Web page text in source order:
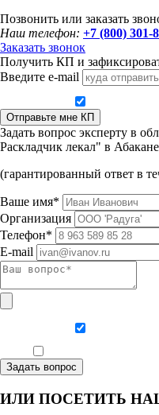
Позвонить или заказать
Наш телефон: +7 (800) 301-
Заказать звонок
Получить КП и
Введите e-mail
Отправьте мне КП
Задать вопрос эксперту в
Раскладчик лекал" в Абакане
(гарантированный ответ в
Ваше имя*
Организация
Телефон*
E-mail
Задать вопрос
ИЛИ ПОСЕТИТЬ